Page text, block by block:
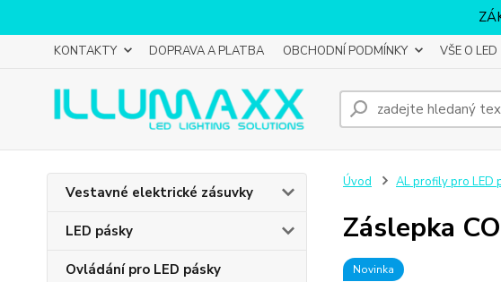
KONTAKTY DOPRAVA A PLATBA OBCHODNÍ PODMÍNKY VŠE O LED
Vestavné elektrické zásuvky
LED pásky
Ovládání pro LED pásky
Úvod AL profily pro LED
Záslepka
Novinka